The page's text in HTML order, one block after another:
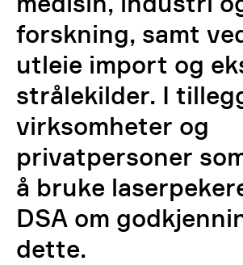
forskning, samt
utleie import og
strålekilder. I
virksomheter og
privatpersoner
å bruke
DSA om
dette.